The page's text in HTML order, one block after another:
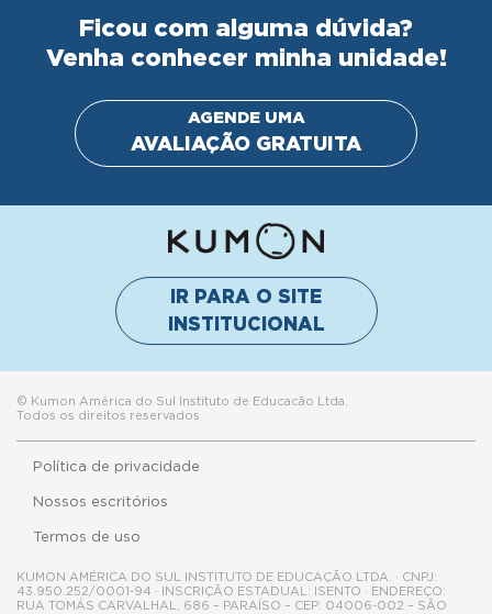
Ficou com alguma dúvida?
Venha conhecer minha unidade!
AGENDE UMA
AVALIAÇÃO GRATUITA
IR PARA O SITE
INSTITUCIONAL
© Kumon América do Sul Instituto de Educacão Ltda.
Todos os direitos reservados
Política de privacidade
Termos de uso
Nossos escritórios
KUMON AMÉRICA DO SUL INSTITUTO DE EDUCAÇÃO LTDA. · CNPJ:
43.950.252/0001-94 · INSCRIÇÃO ESTADUAL: ISENTO · ENDEREÇO:
RUA TOMÁS CARVALHAL, 686 – PARAÍSO – CEP: 04006-002 – SÃO